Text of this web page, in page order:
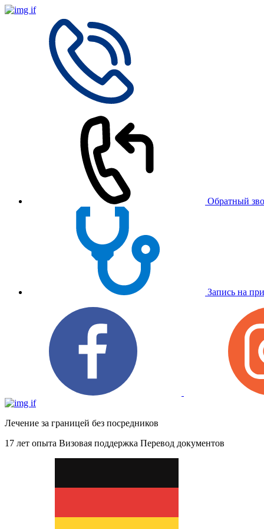
Обратный
Запись на
Лечение за границей без посредников
17 лет опыта Визовая поддержка Перевод документов